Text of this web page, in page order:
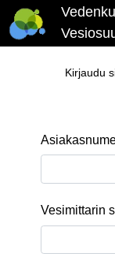
Kirjaudu
Vesimittarin